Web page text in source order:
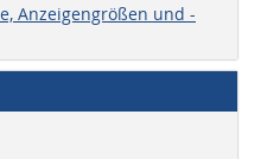
Anzeigengrößen und -